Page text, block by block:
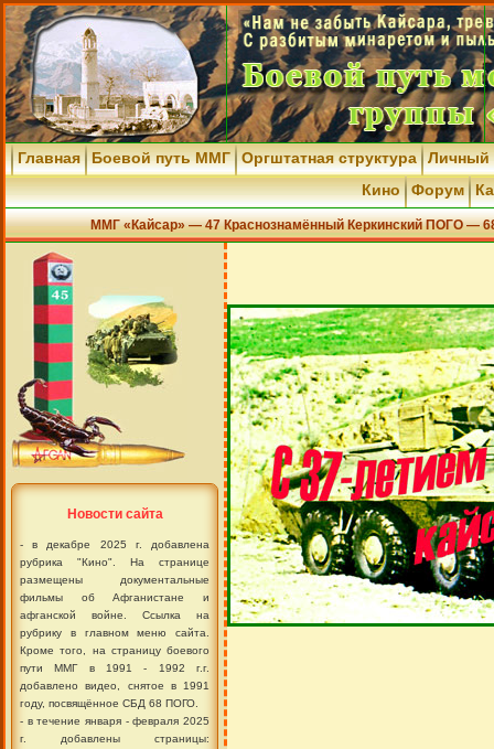
Главная Боевой путь ММГ Оргштатная структура Личный
Кино Форум
ММГ «Кайсар» — 47 Краснознамённый Керкинский ПОГО
Новости сайта
- в декабре 2025 г. добавлена
рубрика "Кино". На странице
размещены документальные
фильмы об Афганистане и
афганской войне. Ссылка на
рубрику в главном меню сайта.
Кроме того, на страницу боевого
пути ММГ в 1991 - 1992 г.г.
добавлено видео, снятое в 1991
году, посвящённое СБД 68 ПОГО.
- в течение января - февраля 2025
г. добавлены страницы: